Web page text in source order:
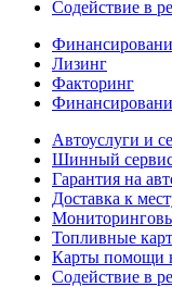
Содействие в
Лизинг
Факторинг
Автоуслуги и
Шинный
Гарантия на
Доставка к
Топливные
Карты помощи
Содействие в